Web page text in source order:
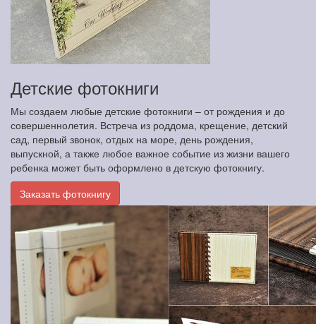
Детские фотокниги
Мы создаем любые детские фотокниги – от рождения и до
совершеннолетия. Встреча из роддома, крещение, детский
сад, первый звонок, отдых на море, день рождения,
выпускной, а также любое важное событие из жизни вашего
ребенка может быть оформлено в детскую фотокнигу.
Заказать фотокнигу